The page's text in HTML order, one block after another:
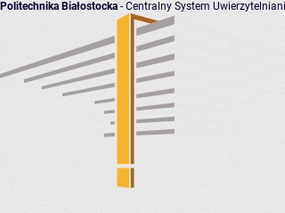
Politechnika Białostocka - Centralny System